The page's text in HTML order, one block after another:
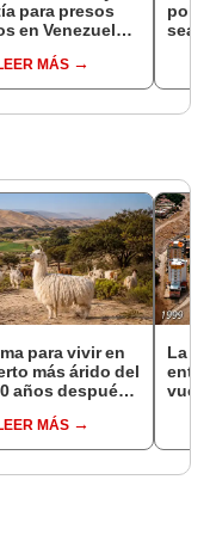
para presos
en Venezuela:
su inesperada
MÁS
sean
de
para vivir en
más árido del
años después,
sorprendente
MÁS
La